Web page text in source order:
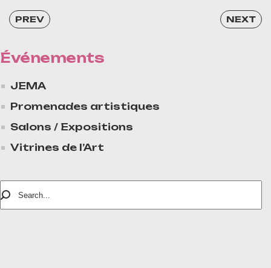
PREV NEXT
Événements
JEMA
Promenades artistiques
Salons / Expositions
Vitrines de l’Art